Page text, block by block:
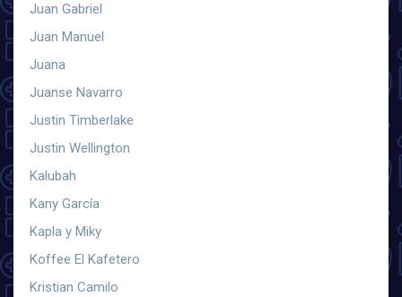
Juan Gabriel
Juan Manuel
Juana
Juanse Navarro
Justin Timberlake
Justin Wellington
Kalubah
Kany García
Kapla y Miky
Koffee El Kafetero
Kristian Camilo